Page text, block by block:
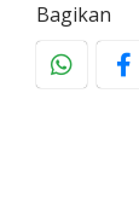
Bagikan